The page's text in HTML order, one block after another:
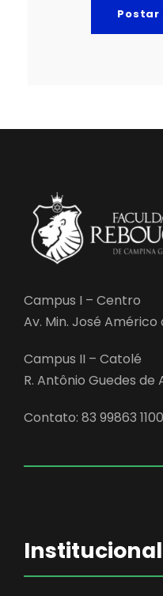
Campus I – Centro
Av. Min. José
Campus II – Catolé
R. Antônio Guedes de
Contato: 83 99863 1100
Institucional